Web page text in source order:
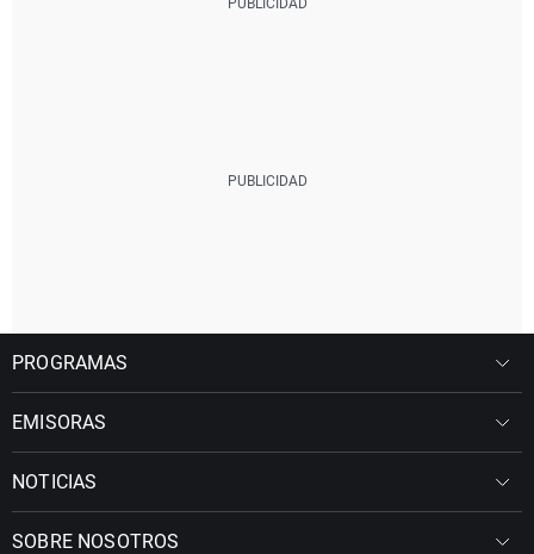
PROGRAMAS
EMISORAS
NOTICIAS
SOBRE NOSOTROS